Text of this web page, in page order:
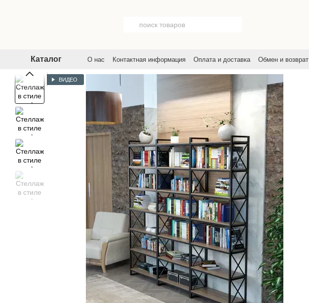
Каталог О нас Контактная информация Оплата и доставка Обмен и возврат
ВИДЕО